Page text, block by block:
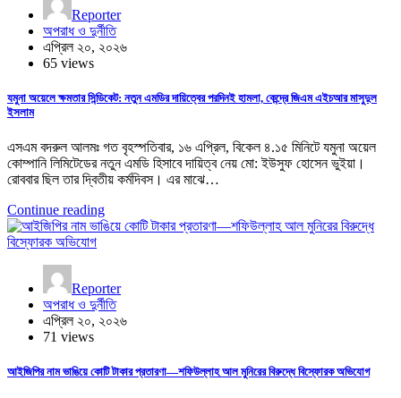
Reporter
অপরাধ ও দুর্নীতি
এপ্রিল ২০, ২০২৬
65 views
যমুনা অয়েলে ক্ষমতার সিন্ডিকেট: নতুন এমডির দায়িত্বের পরদিনই হামলা, কেন্দ্রে জিএম এইচআর মাসুদুল
ইসলাম
এসএম বদরুল আলমঃ গত বৃহস্পতিবার, ১৬ এপ্রিল, বিকেল ৪.১৫ মিনিটে যমুনা অয়েল
কোম্পানি লিমিটেডের নতুন এমডি হিসাবে দায়িত্ব নেয় মো: ইউসুফ হোসেন ভুইয়া।
রোববার ছিল তার দ্বিতীয় কর্মদিবস। এর মাঝে…
Continue reading
Reporter
অপরাধ ও দুর্নীতি
এপ্রিল ২০, ২০২৬
71 views
আইজিপির নাম ভাঙিয়ে কোটি টাকার প্রতারণা—শফিউল্লাহ আল মুনিরের বিরুদ্ধে বিস্ফোরক অভিযোগ